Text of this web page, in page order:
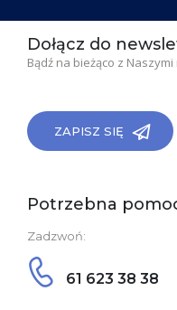
Dołącz do
Bądź na bieżąco z
ZAPISZ SIĘ
Potrzebna
Zadzwoń:
61 623 38 38